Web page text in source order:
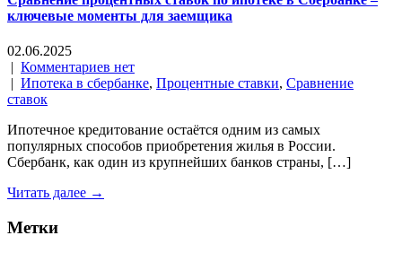
ключевые моменты для заемщика
02.06.2025
| Комментариев нет
| Ипотека в сбербанке, Процентные ставки, Сравнение
ставок
Ипотечное кредитование остаётся одним из самых
популярных способов приобретения жилья в России.
Сбербанк, как один из крупнейших банков страны, […]
Читать далее →
Метки